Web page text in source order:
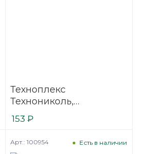
Техноплекс
Технониколь,
30x1180x580 мм L-
кромка (13 плит)
153 ₽
Есть в наличии
Арт.: 100954